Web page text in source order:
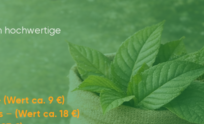
hochwertige
(Wert ca. 9 €)
– (Wert ca. 18 €)